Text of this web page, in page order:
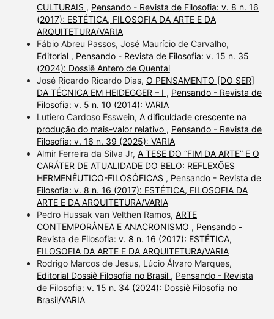
CULTURAIS , Pensando - Revista de Filosofia: v. 8 n. 16
(2017): ESTÉTICA, FILOSOFIA DA ARTE E DA
ARQUITETURA/VARIA
Fábio Abreu Passos, José Maurício de Carvalho,
Editorial , Pensando - Revista de Filosofia: v. 15 n. 35
(2024): Dossiê Antero de Quental
José Ricardo Ricardo Dias, O PENSAMENTO [DO SER]
DA TÉCNICA EM HEIDEGGER – I , Pensando - Revista de
Filosofia: v. 5 n. 10 (2014): VARIA
Lutiero Cardoso Esswein, A dificuldade crescente na
produção do mais-valor relativo , Pensando - Revista de
Filosofia: v. 16 n. 39 (2025): VARIA
Almir Ferreira da Silva Jr, A TESE DO “FIM DA ARTE” E O
CARÁTER DE ATUALIDADE DO BELO: REFLEXÕES
HERMENÊUTICO-FILOSÓFICAS , Pensando - Revista de
Filosofia: v. 8 n. 16 (2017): ESTÉTICA, FILOSOFIA DA
ARTE E DA ARQUITETURA/VARIA
Pedro Hussak van Velthen Ramos, ARTE
CONTEMPORÂNEA E ANACRONISMO , Pensando -
Revista de Filosofia: v. 8 n. 16 (2017): ESTÉTICA,
FILOSOFIA DA ARTE E DA ARQUITETURA/VARIA
Rodrigo Marcos de Jesus, Lúcio Álvaro Marques,
Editorial Dossiê Filosofia no Brasil , Pensando - Revista
de Filosofia: v. 15 n. 34 (2024): Dossiê Filosofia no
Brasil/VARIA